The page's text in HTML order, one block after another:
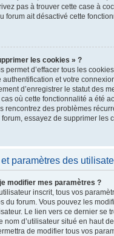
pas à trouver cette case à
forum ait désactivé cette
les cookies » ?
permet d’effacer tous les
authentification et votre
d’enregistrer le statut des
où cette fonctionnalité a été
rencontrez des problèmes
essayez de supprimer les
paramètres des
modifier mes paramètres ?
inscrit, tous vos
du forum. Vous pouvez les
Le lien vers ce dernier se
nom d’utilisateur situé en haut
de modifier tous vos